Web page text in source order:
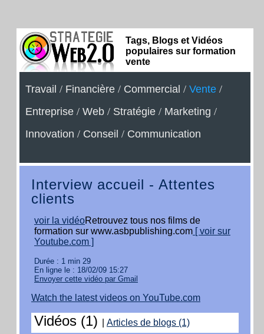
Tags, Blogs et Vidéos
populaires sur formation
vente
Travail / Financière / Commercial / Vente /
Entreprise / Web / Stratégie / Marketing /
Innovation / Conseil / Communication
Interview accueil - Attentes
clients
voir la vidéoRetrouvez tous nos films de
formation sur www.asbpublishing.com [ voir sur
Youtube.com ]
Durée : 1 min 29
En ligne le : 18/02/09 15:27
Envoyer cette vidéo par Gmail
Watch the latest videos on YouTube.com
Vidéos (1) Articles de blogs (1)